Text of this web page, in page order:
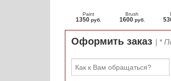
Paint
1350 руб.
Brush
1600 руб.
Оформить заказ | *